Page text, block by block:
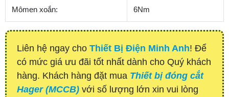
Mômen xoắn: 6Nm
Liên hệ ngay cho Thiết Bị Điện Minh Anh! Để
có mức giá ưu đãi tốt nhất dành cho Quý khách
hàng. Khách hàng đặt mua Thiết bị đóng cắt
Hager (MCCB) với số lượng lớn xin vui lòng